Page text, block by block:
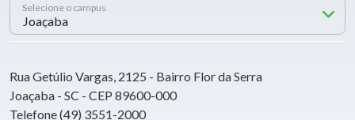
Selecione o campus
Rua Getúlio Vargas, 2125 - Bairro Flor da Serra
Joaçaba - SC - CEP 89600-000
Telefone (49) 3551-2000